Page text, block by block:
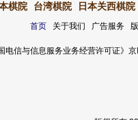
棋院 台湾棋院 日本关西棋院
首页关于我们 广告服务
电信与信息服务业务经营许可证